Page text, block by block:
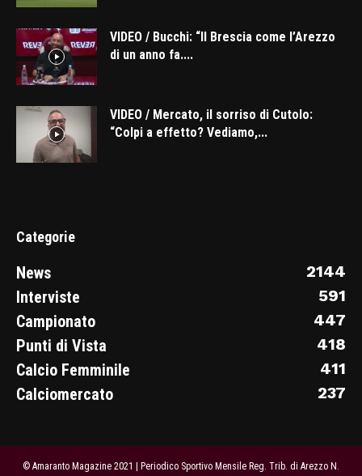
VIDEO / Bucchi: “Il Brescia come l’Arezzo
di un anno fa....
VIDEO / Mercato, il sorriso di Cutolo:
“Colpi a effetto? Vediamo,...
Categorie
News
2144
Interviste
591
Campionato
447
Punti di Vista
418
Calcio Femminile
411
Calciomercato
237
© Amaranto Magazine 2021 | Periodico Sportivo Mensile Reg. Trib. di Arezzo N.